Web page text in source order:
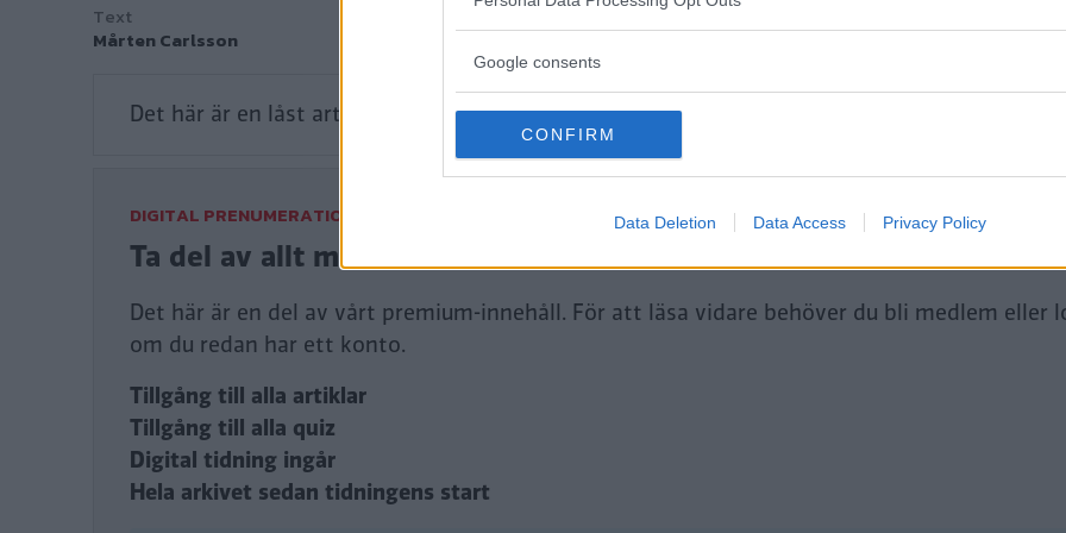
Google consents
CONFIRM
Data Deletion Data Access Privacy Policy
Text
Mårten Carlsson
Det här är en låst artikel. Logga inför att fortsätta läsa.
DIGITAL PRENUMERATION
Ta del av allt material – bli Premium-medlem
Det här är en del av vårt premium-innehåll. För att läsa vidare behöver du bli medlem eller
om du redan har ett konto.
Tillgång till alla artiklar
Tillgång till alla quiz
Digital tidning ingår
Hela arkivet sedan tidningens start